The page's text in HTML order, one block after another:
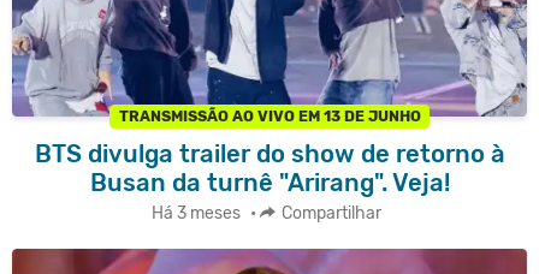
TRANSMISSÃO AO VIVO EM 13 DE JUNHO
BTS divulga trailer do show de retorno à
Busan da turnê "Arirang". Veja!
Há 3 meses • Compartilhar